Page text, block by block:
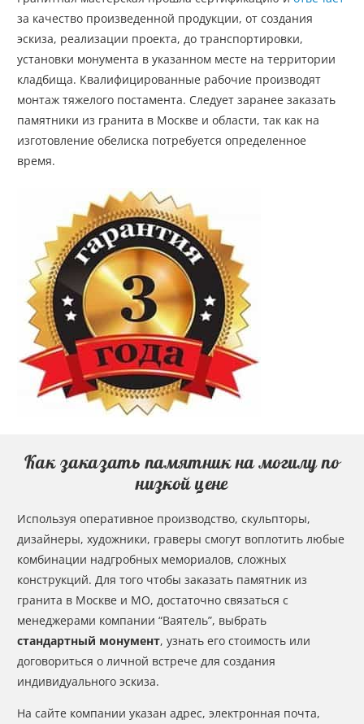
за качество произведенной продукции, от создания
эскиза, реализации проекта, до транспортировки,
установки монумента в указанном месте на территории
кладбища. Квалифицированные рабочие производят
монтаж тяжелого постамента. Следует заранее заказать
памятники из гранита в Москве и области, так как на
изготовление обелиска потребуется определенное
время.
Как заказать памятник на могилу по
низкой цене
Используя оперативное производство, скульпторы,
дизайнеры, художники, граверы смогут воплотить любые
комбинации надгробных мемориалов, сложных
конструкций. Для того чтобы заказать памятник из
гранита в Москве и МО, достаточно связаться с
менеджерами компании “Ваятель”, выбрать
стандартный монумент, узнать его стоимость или
договориться о личной встрече для создания
индивидуального эскиза.
На сайте компании указан адрес, электронная почта,